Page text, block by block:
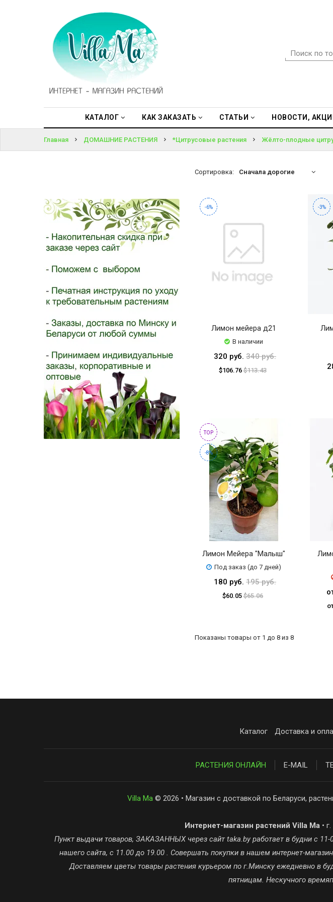
КАТАЛОГ КАК ЗАКАЗАТЬ СТАТЬИ НОВОСТИ,
ОДНОЛЕТНИЕ
ВОЙТИ
ПАРОЛЬ?
Главная ДОМАШНИЕ РАСТЕНИЯ *Цитрусовые растения Жёлто-плодные
Сортировка: Сначала дорогие
-6%
Лимон мейера д21
В наличии
320 руб. 340 руб.
$106.76$113.43
-3%
TOP
-8%
Лимон Мейера "Малыш"
Под заказ (до 7 дней)
180 руб. 195 руб.
$60.05$65.06
Показаны товары от 1 до 8 из 8
Каталог Доставка и
РАСТЕНИЯ ОНЛАЙН E-MAIL
Villa Ma© 2026 • Магазин с доставкой по Беларуси,
Интернет-магазин растений Villa Ma •
Пункт выдачи товаров, ЗАКАЗАННЫХ через сайт taka.by работает в будни с 11-
нашего сайта, с 11.00 до 19.00 . Совершать покупки в нашем интернет-
Доставляем цветы товары растения курьером по г.Минску ежедневно в
пятницам. Нескучного